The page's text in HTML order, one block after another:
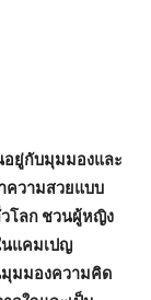
อยู่กับมุมมองและ
ความสวยแบบ
โลก ชวนผู้หญิง
นแคมเปญ
มมองความคิด